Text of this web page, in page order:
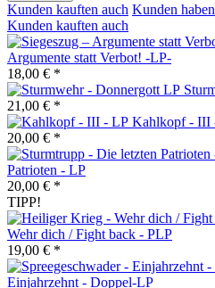
Kunden kauften auch Kunden
Kunden kauften auch
Argumente statt Verbot! -LP-
18,00 € *
21,00 € *
Kahlkopf - III
20,00 € *
Patrioten - LP
20,00 € *
TIPP!
Wehr dich / Fight back - PLP
19,00 € *
Einjahrzehnt - Doppel-LP